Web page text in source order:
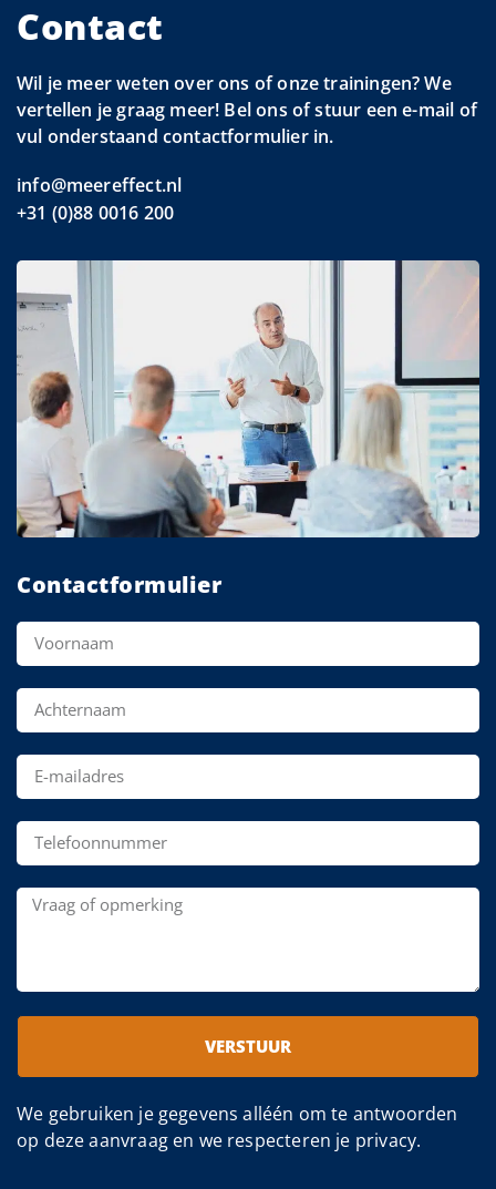
Contact
Wil je meer weten over ons of onze trainingen? We
vertellen je graag meer! Bel ons of stuur een e-mail of
vul onderstaand contactformulier in.
info@meereffect.nl
+31 (0)88 0016 200
Contactformulier
VERSTUUR
We gebruiken je gegevens alléén om te antwoorden
op deze aanvraag en we respecteren je privacy.